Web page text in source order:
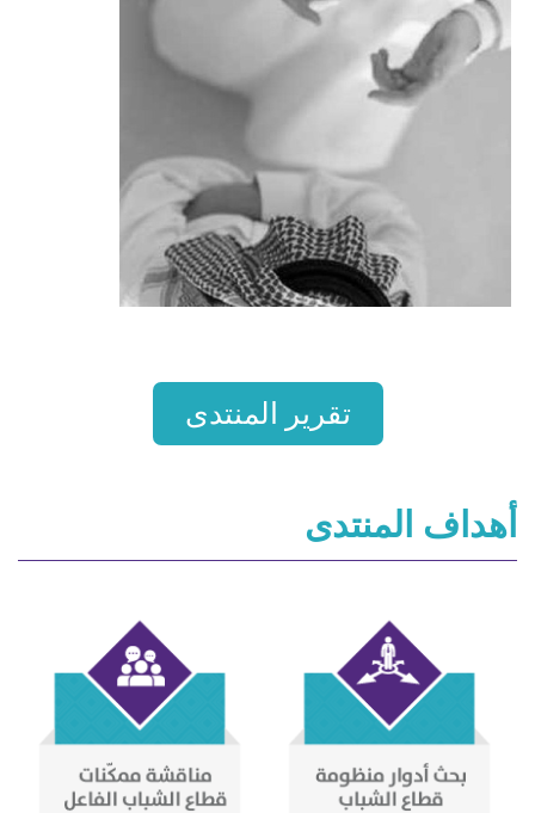
تقرير المنتدى
أهداف المنتدى